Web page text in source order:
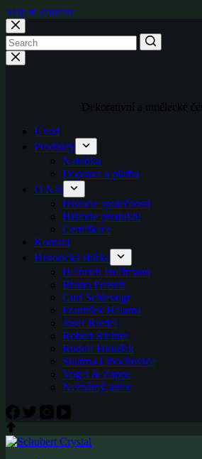
Skip to content
Dekorativní a umělecké
Úvod
Produkty
Nabídka
Doprava a platba
O Nás
Historie společnosti
Historie produktu
Certifikace
Kontakt
Historická sbírka
Heinrich Hoffmann
Bruno Posselt
Curt Schlevogt
František Halama
Josef Riedel
Robert Richter
Rudolf Hloušek
Sklárna Libochovice
Vogel & Zappe
Neznámý autor